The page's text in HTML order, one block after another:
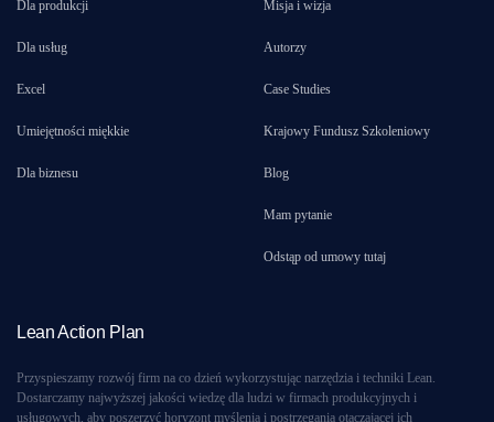
Dla produkcji
Dla usług
Excel
Umiejętności miękkie
Dla biznesu
Misja i wizja
Autorzy
Case Studies
Krajowy Fundusz Szkoleniowy
Blog
Mam pytanie
Odstąp od umowy tutaj
Lean Action Plan
Przyspieszamy rozwój firm na co dzień wykorzystując narzędzia i techniki Lean.
Dostarczamy najwyższej jakości wiedzę dla ludzi w firmach produkcyjnych i
usługowych, aby poszerzyć horyzont myślenia i postrzegania otaczającej ich